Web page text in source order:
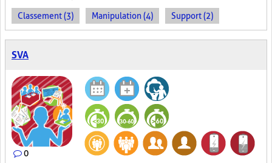
Classement (3) Manipulation (4) Support (2)
SVA
0